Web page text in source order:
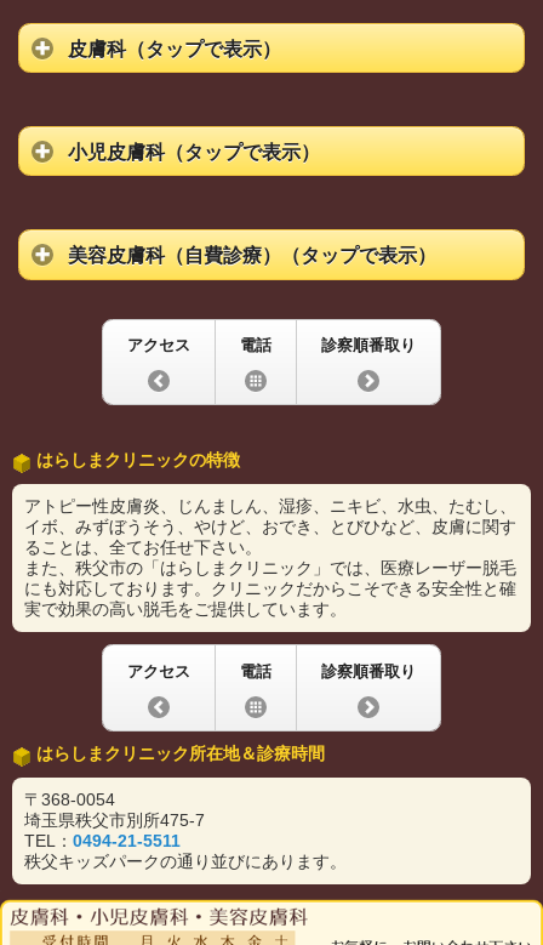
皮膚科（タップで表示）
小児皮膚科（タップで表示）
美容皮膚科（自費診療）（タップで表示）
アクセス 電話 診察順番取り
はらしまクリニックの特徴
アトピー性皮膚炎、じんましん、湿疹、ニキビ、水虫、たむし、
イボ、みずぼうそう、やけど、おでき、とびひなど、皮膚に関す
ることは、全てお任せ下さい。
また、秩父市の 「はらしまクリニック」では、医療レーザー脱毛
にも対応しております。クリニックだからこそできる安全性と確
実で効果の高い脱毛をご提供しています。
アクセス 電話 診察順番取り
はらしまクリニック所在地＆診療時間
〒368-0054
埼玉県秩父市別所475-7
TEL： 0494-21-5511
秩父キッズパークの通り並びにあります。